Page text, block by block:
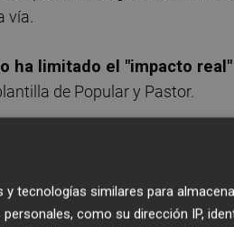
vía.
ha limitado el "impacto real"
de Popular y Pastor.
"una vez más" su pretensión
tecnologías similares para
como su dirección IP,